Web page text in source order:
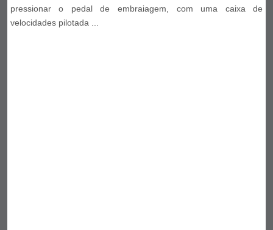
pressionar o pedal de embraiagem, com uma caixa de
velocidades pilotada ...